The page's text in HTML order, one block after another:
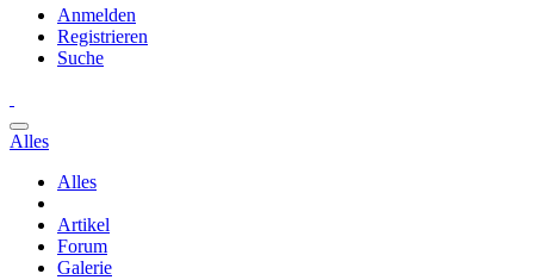
Anmelden
Registrieren
Suche
Alles
Alles
Artikel
Forum
Galerie